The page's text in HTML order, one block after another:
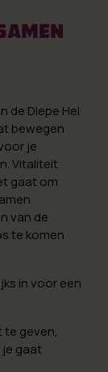
de Diepe Hel
bewegen
je
Vitaliteit
gaat om
van de
te komen
in voor een
te geven,
gaat